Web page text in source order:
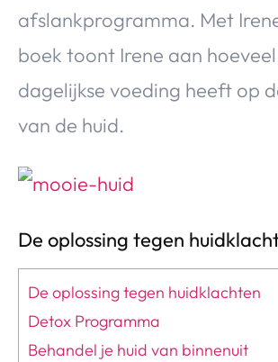
afslankprogramma. Met
boek toont Irene aan
dagelijkse voeding heeft op
van de huid.
De oplossing tegen
De oplossing tegen huidklachten
Detox Programma
Behandel je huid van binnenuit